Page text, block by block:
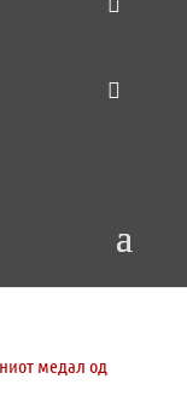
медал од